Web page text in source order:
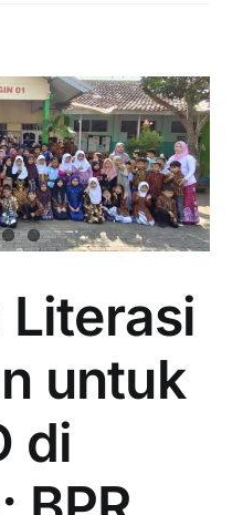
Literasi
untuk
di